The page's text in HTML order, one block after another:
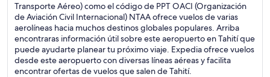
Transporte Aéreo) como el código de PPT OACI (Organización
de Aviación Civil Internacional) NTAA ofrece vuelos de varias
aerolíneas hacia muchos destinos globales populares. Arriba
encontraras información útil sobre este aeropuerto en Tahití que
puede ayudarte planear tu próximo viaje. Expedia ofrece vuelos
desde este aeropuerto con diversas líneas aéreas y facilita
encontrar ofertas de vuelos que salen de Tahití.